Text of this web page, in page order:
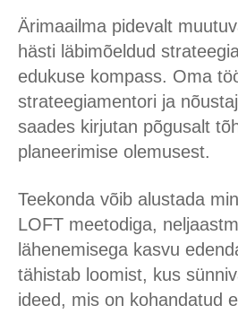
Ärimaailma pidevalt
hästi läbimõeldud
edukuse kompass. Oma
strateegiamentori ja
saades kirjutan põgusalt
planeerimise olemusest.
Teekonda võib alustada
LOFT meetodiga,
lähenemisega kasvu
tähistab loomist, kus
ideed, mis on kohandatud